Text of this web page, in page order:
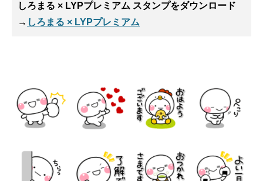
しろまる × LYPプレミアム スタンプをダウンロード
→ しろまる × LYPプレミアム